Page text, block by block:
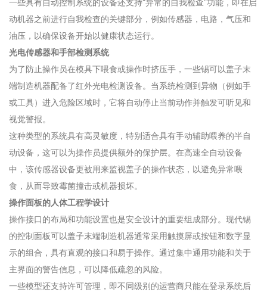
一些具有自动控制系统的设备还支持“异常的自我检查”功能，即在启
动机器之前进行自我检查的关键部分，例如传感器，电路，气压和
油压，以确保设备开始以健康状态运行。
光电传感器和手部检测系统
为了防止操作员在模具下喂食或操作时挤压手，一些锡可以盖子末
端制造机器配备了红外光电检测设备。当系统检测到异物（例如手
或工具）进入危险区域时，它将自动停止当前动作并触发可听见和
视觉警报。
这种类型的系统具有高灵敏度，特别适合具有手动辅助喂养的半自
动设备，这可以为操作员提供额外的保护层。在高速全自动设备
中，该传感器设备更被用来监视盖子的操作状态，以避免异常喂
食，从而导致霉菌撞击或机器损坏。
操作面板的人体工程学设计
操作接口的布局和功能设置也是安全设计的重要组成部分。现代锡
的控制面板可以盖子末端制造机器通常采用触摸屏或按钮和数字显
示的组合，具有直观的接口和易于操作。通过集中通用功能和关于
主界面的警告信息，可以降低疏忽的风险。
一些模型还支持许可管理，即不同级别的运营商只能在登录系统后